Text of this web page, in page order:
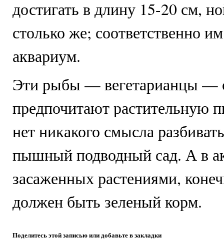
достигать в длину 15-20 см,
столько же; соответственно
аквариум.
Эти рыбы — вегетарианцы —
предпочитают растительную
нет никакого смысла
пышный подводный сад. А в
засаженных растениями,
должен быть зеленый корм.
Поделитесь этой записью или добавьте в закладки